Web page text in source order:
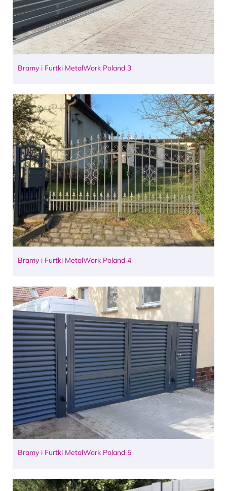
Bramy i Furtki MetalWork Poland 3
Bramy i Furtki MetalWork Poland 4
Bramy i Furtki MetalWork Poland 5